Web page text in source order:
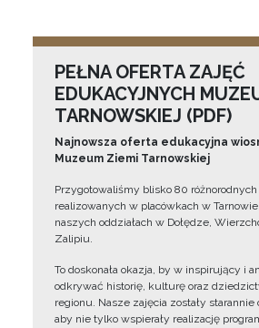
PEŁNA OFERTA ZAJĘĆ
EDUKACYJNYCH
TARNOWSKIEJ (PDF)
Najnowsza oferta edukacyjna
Muzeum Ziemi Tarnowskiej
Przygotowaliśmy blisko 80
realizowanych w placówkach w
naszych oddziałach w Dołędze,
Zalipiu.
To doskonała okazja, by w inspirujący i
odkrywać historię, kulturę oraz
regionu. Nasze zajęcia zostały starannie
aby nie tylko wspierały realizację